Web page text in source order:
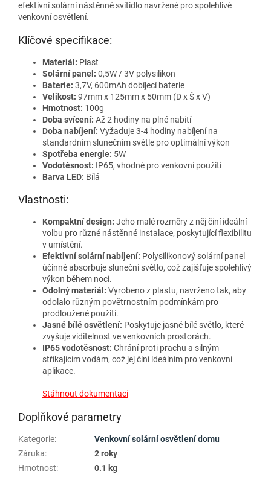
efektivní solární nástěnné svítidlo navržené pro spolehlivé
venkovní osvětlení.
Klíčové specifikace:
Materiál: Plast
Solární panel: 0,5W / 3V polysilikon
Baterie: 3,7V, 600mAh dobíjecí baterie
Velikost: 97mm x 125mm x 50mm (D x Š x V)
Hmotnost: 100g
Doba svícení: Až 2 hodiny na plné nabití
Doba nabíjení: Vyžaduje 3-4 hodiny nabíjení na
standardním slunečním světle pro optimální výkon
Spotřeba energie: 5W
Vodotěsnost: IP65, vhodné pro venkovní použití
Barva LED: Bílá
Vlastnosti:
Kompaktní design: Jeho malé rozměry z něj činí ideální
volbu pro různé nástěnné instalace, poskytující flexibilitu
v umístění.
Efektivní solární nabíjení: Polysilikonový solární panel
účinně absorbuje sluneční světlo, což zajišťuje spolehlivý
výkon během noci.
Odolný materiál: Vyrobeno z plastu, navrženo tak, aby
odolalo různým povětrnostním podmínkám pro
prodloužené použití.
Jasné bílé osvětlení: Poskytuje jasné bílé světlo, které
zvyšuje viditelnost ve venkovních prostorách.
IP65 vodotěsnost: Chrání proti prachu a silným
stříkajícím vodám, což jej činí ideálním pro venkovní
aplikace.
Stáhnout dokumentaci
Doplňkové parametry
Kategorie:
Venkovní solární osvětlení domu
Záruka:
2 roky
Hmotnost:
0.1 kg